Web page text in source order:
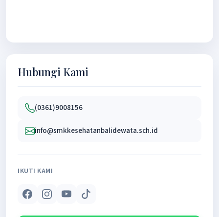
Hubungi Kami
(0361)9008156
info@smkkesehatanbalidewata.sch.id
IKUTI KAMI